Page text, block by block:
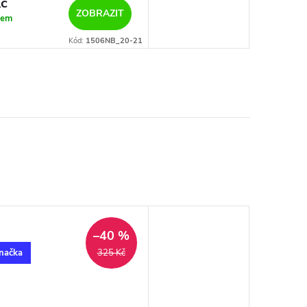
ZOBRAZIT
Kód: 1506NB_20-21
325 Kč
–40 %